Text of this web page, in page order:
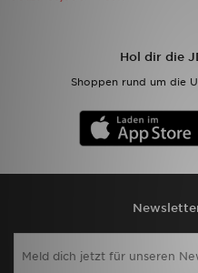
Hol dir die
Shoppen rund um die
Lade Die APP
Geschenkkarte
Filialfinder
Meine Nachrichten